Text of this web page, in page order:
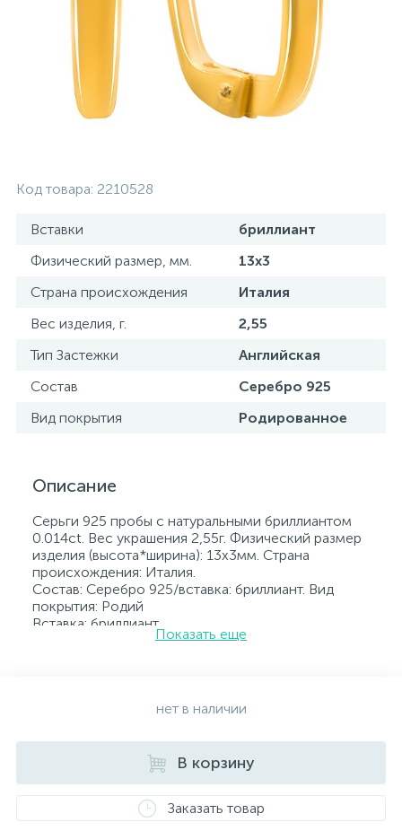
Код товара: 2210528
Вставки
бриллиант
Физический размер, мм.
13х3
Страна происхождения
Италия
Вес изделия, г.
2,55
Тип Застежки
Английская
Состав
Серебро 925
Вид покрытия
Родированное
Описание
Серьги 925 пробы с натуральными бриллиантом
0.014ct. Вес украшения 2,55г. Физический размер
изделия (высота*ширина): 13х3мм. Страна
происхождения: Италия.
Состав: Серебро 925/вставка: бриллиант. Вид
покрытия: Родий
Вставка: бриллиант.
Родированные украшения дольше сохраняют
внутренний контроль качества, а также контроль
всех изделиях стоит соответствующая проба. К
каждому ювелирному украшению прилагаются
бирка с указанием всех параметров.*Цвета
изделий на сайте могут незначительно отличаться
от реальных из-за особенностей цветопередачи
Показать еще
нет в наличии
В корзину
Заказать товар
Серебряные колье
Серебряные цепочки
Золотые серьги
Золотые цепи